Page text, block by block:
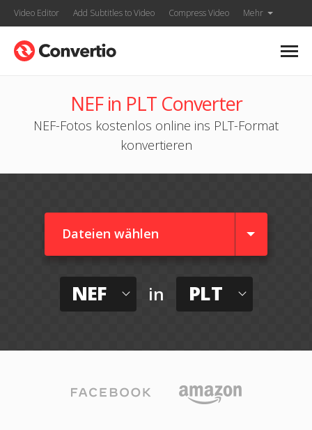
Video Editor Add Subtitles to Video Compress Video Mehr
NEF in PLT Converter
NEF-Fotos kostenlos online ins PLT-Format
konvertieren
Dateien wählen
NEF in PLT